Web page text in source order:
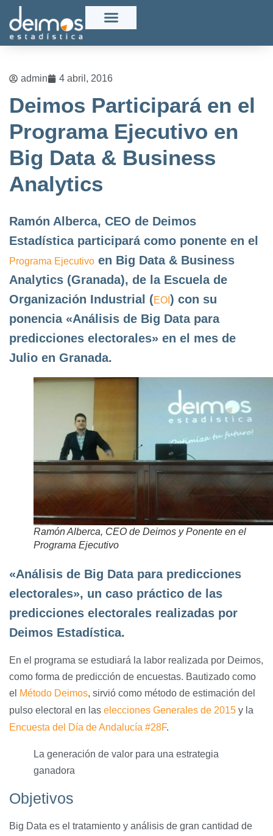
admin 4 abril, 2016
Deimos Participará en el
Programa Ejecutivo en
Big Data & Business
Analytics
Ramón Alberca, CEO de Deimos
Estadística participará como ponente en el
Programa Ejecutivo en Big Data & Business
Analytics (Granada), de la Escuela de
Organización Industrial (EOI ) con su
ponencia «Análisis de Big Data para
predicciones electorales» en el mes de
Julio en Granada.
Ramón Alberca, CEO de Deimos y Ponente en el
Programa Ejecutivo
«Análisis de Big Data para predicciones
electorales», un caso práctico de las
predicciones electorales realizadas por
Deimos Estadística.
En el programa se estudiará la labor realizada por Deimos,
como forma de predicción de encuestas. Bautizado como
el Método Deimos, sirvió como método de estimación del
pulso electoral en las elecciones Generales de 2015 y la
Encuesta del Día de Andalucía #28F.
La generación de valor para una estrategia
ganadora
Objetivos
Big Data es el tratamiento y análisis de gran cantidad de